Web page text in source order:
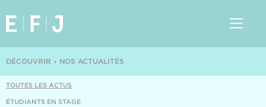
NOS ACTUALITÉS
DÉCOUVRIR
TOUTES LES ACTUS
ÉTUDIANTS EN STAGE